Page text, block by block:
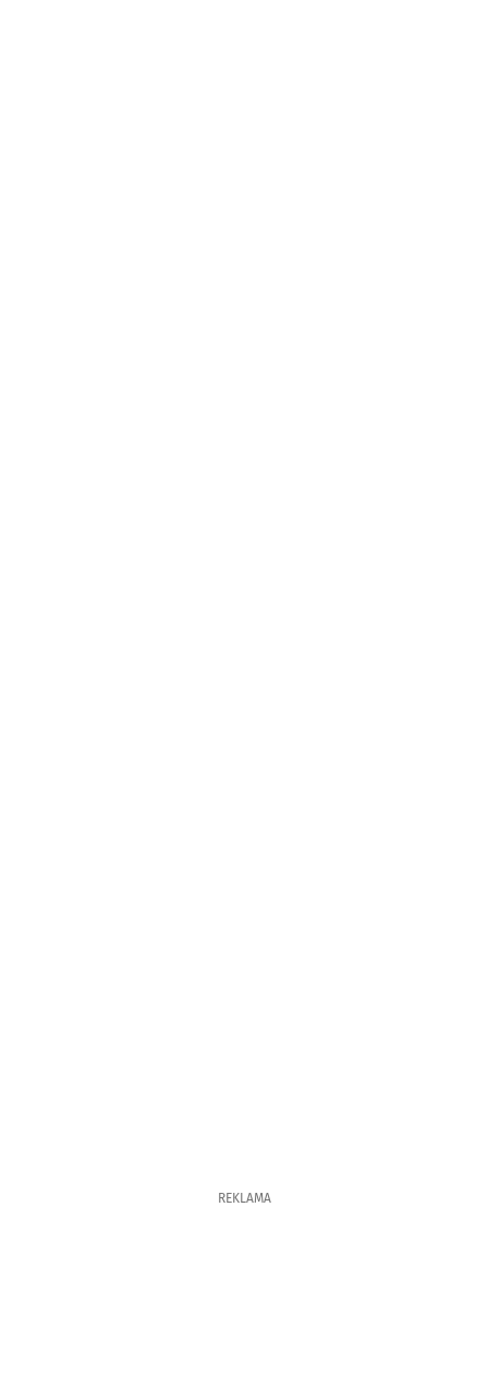
REKLAMA